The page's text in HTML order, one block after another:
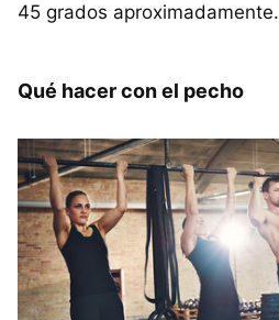
45 grados aproximadamente.
Qué hacer con el pecho